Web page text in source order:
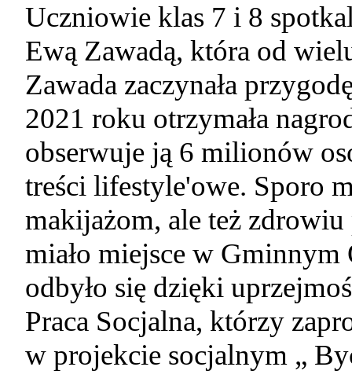
Uczniowie klas 7 i 8
Ewą Zawadą, która od
Zawada zaczynała
2021 roku otrzymała
obserwuje ją 6 milionów
treści lifestyle'owe. Sporo
makijażom, ale też
miało miejsce w
odbyło się dzięki
Praca Socjalna, którzy
w projekcie socjalnym „